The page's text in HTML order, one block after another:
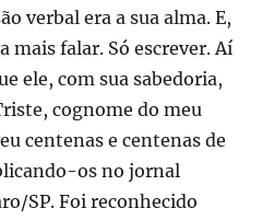
verbal era a sua alma. E,
mais falar. Só escrever. Aí
ele, com sua sabedoria,
cognome do meu
centenas e centenas de
os no jornal
SP. Foi reconhecido